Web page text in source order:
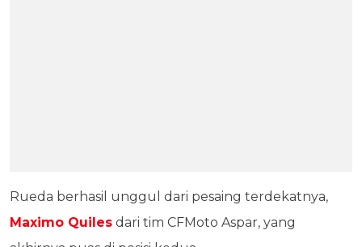
Rueda berhasil unggul dari pesaing terdekatnya,
Maximo Quiles dari tim CFMoto Aspar, yang